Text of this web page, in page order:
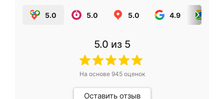
5.0 5.0 5.0 4.9
5.0 из 5
На основе 945оценок
Оставить отзыв